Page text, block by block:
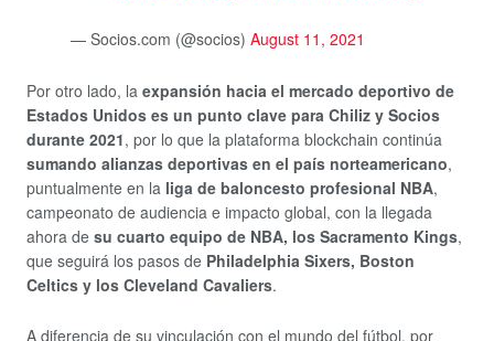
— Socios.com (@socios) August 11, 2021
Por otro lado, la expansión hacia el mercado deportivo de
Estados Unidos es un punto clave para Chiliz y Socios
durante 2021, por lo que la plataforma blockchain continúa
sumando alianzas deportivas en el país norteamericano,
puntualmente en la liga de baloncesto profesional NBA,
campeonato de audiencia e impacto global, con la llegada
ahora de su cuarto equipo de NBA, los Sacramento Kings,
que seguirá los pasos de Philadelphia Sixers, Boston
Celtics y los Cleveland Cavaliers.
A diferencia de su vinculación con el mundo del fútbol, por